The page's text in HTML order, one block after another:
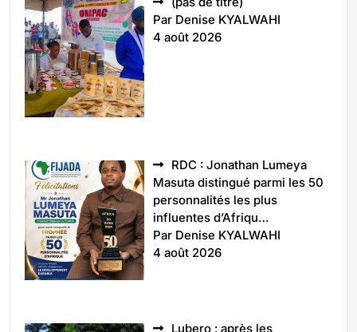
5496
Par Denise KYALWAHI
4 août 2026
RDC : Jonathan Lumeya
Masuta distingué parmi les 50
personnalités les plus
influentes d’Afriqu…
Par Denise KYALWAHI
4 août 2026
Lubero : après les